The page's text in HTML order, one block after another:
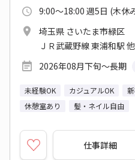
9:00～18:00 週5日 (木休
埼玉県 さいたま市緑区
ＪＲ武蔵野線 東浦和駅 他
2026年08月下旬～長期
未経験OK カジュアルOK
休憩室あり
髪・ネイル自由
仕事詳細